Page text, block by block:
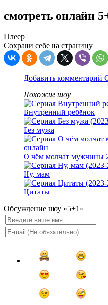
смотреть онлайн
Плеер
Сохрани себе на страницу
Добавить комментарий
Похожие шоу
Внутренний ребёнок
Без мужа
О чём молчат мужчины
Ну, мам
Цитаты
Обсуждение шоу «5+1»